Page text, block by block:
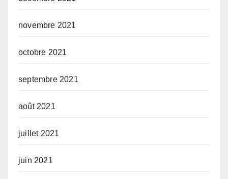
novembre 2021
octobre 2021
septembre 2021
août 2021
juillet 2021
juin 2021